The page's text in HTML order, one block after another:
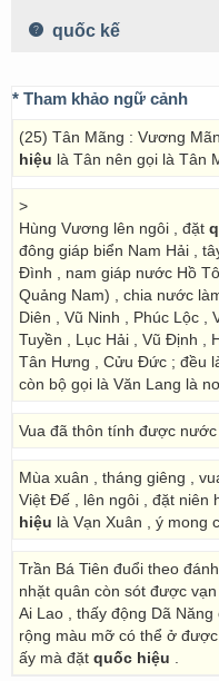
quốc kế
* Tham khảo ngữ cảnh
(25) Tân Mãng : Vương
hiệu là Tân nên gọi là Tân
>
Hùng Vương lên ngôi , đặt
đông giáp biển Nam Hải ,
Đình , nam giáp nước Hồ
Quảng Nam) , chia nước
Diên , Vũ Ninh , Phúc Lộc ,
Tuyền , Lục Hải , Vũ Định ,
Tân Hưng , Cửu Đức ; đều
còn bộ gọi là Văn Lang là
Vua đã thôn tính được
Mùa xuân , tháng giêng ,
Việt Đế , lên ngôi , đặt niên
hiệu là Vạn Xuân , ý mong
Trần Bá Tiên đuổi theo
nhặt quân còn sót được
Ai Lao , thấy động Dã
rộng màu mỡ có thể ở
ấy mà đặt quốc hiệu